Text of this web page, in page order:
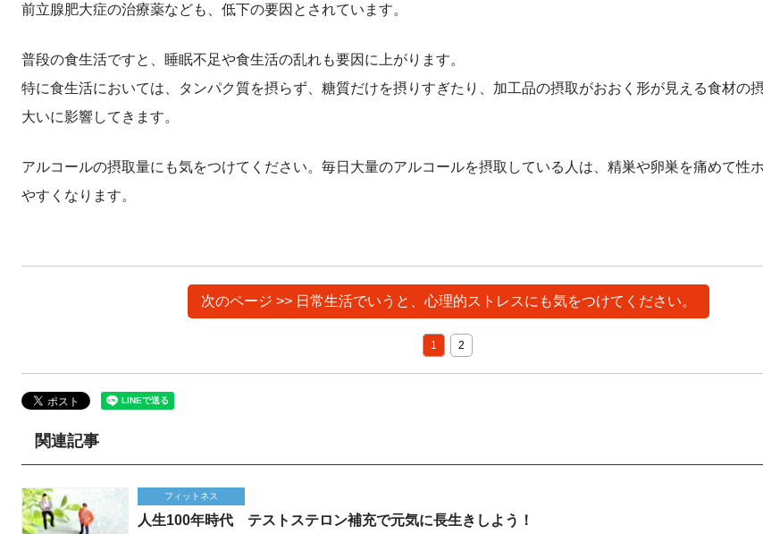
前立腺肥大症の治療薬なども、低下の要因とされています。
普段の食生活ですと、睡眠不足や食生活の乱れも要因に上がります。
特に食生活においては、タンパク質を摂らず、糖質だけを摂りすぎたり、加工品の摂取がおおく形が見える食材の
大いに影響してきます。
アルコールの摂取量にも気をつけてください。毎日大量のアルコールを摂取している人は、精巣や卵巣を痛めて性
やすくなります。
次のページ >> 日常生活でいうと、心理的ストレスにも気をつけてください。
1 2
関連記事
フィットネス
人生100年時代 テストステロン補充で元気に長生きしよう！